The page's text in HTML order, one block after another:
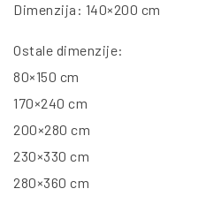
Dimenzija: 140×200 cm
Ostale dimenzije:
80×150 cm
170×240 cm
200×280 cm
230×330 cm
280×360 cm